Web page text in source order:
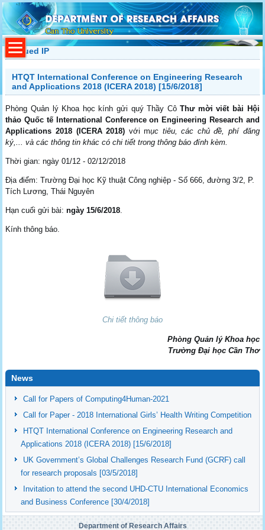
Issued IP
HTQT International Conference on Engineering Research
and Applications 2018 (ICERA 2018) [15/6/2018]
Phòng Quản lý Khoa học kính gửi quý Thầy CôThư mời viết bài Hội
thảo Quốc tế International Conference on Engineering Research and
Applications 2018 (ICERA 2018) với mục tiêu, các chủ đề, phí đăng
ký,... và các thông tin khác có chi tiết trong thông báo đính kèm.
Thời gian: ngày 01/12 - 02/12/2018
Địa điểm: Trường Đại học Kỹ thuật Công nghiệp - Số 666, đường 3/2, P.
Tích Lương, Thái Nguyên
Hạn cuối gửi bài:ngày 15/6/2018
Kính thông báo.
Chi tiết thông báo
Phòng Quản lý Khoa học
Trường Đại học Cần Thơ
News
Call for Papers of Computing4Human-2021
Call for Paper - 2018 International Girls’ Health Writing Competition
HTQT International Conference on Engineering Research and
Applications 2018 (ICERA 2018) [15/6/2018]
UK Government’s Global Challenges Research Fund (GCRF) call
for research proposals [03/5/2018]
Invitation to attend the second UHD-CTU International Economics
and Business Conference [30/4/2018]
Department of Research Affairs